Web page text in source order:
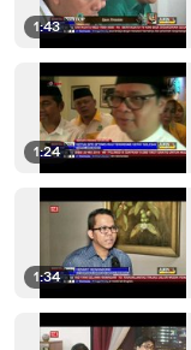
1:43
1:24
1:34